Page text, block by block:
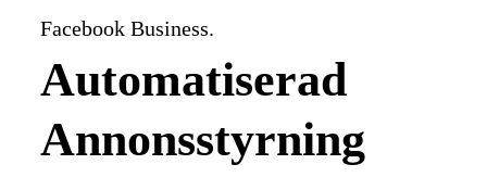
Facebook Business.
Automatiserad
Annonsstyrning